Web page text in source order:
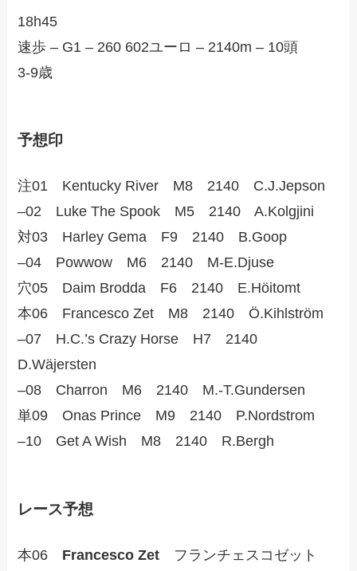
18h45
速歩 – G1 – 260 602ユーロ – 2140m – 10頭
3-9歳
予想印
注01 Kentucky River M8 2140 C.J.Jepson
–02 Luke The Spook M5 2140 A.Kolgjini
対03 Harley Gema F9 2140 B.Goop
–04 Powwow M6 2140 M-E.Djuse
穴05 Daim Brodda F6 2140 E.Höitomt
本06 Francesco Zet M8 2140 Ö.Kihlström
–07 H.C.’s Crazy Horse H7 2140
D.Wäjersten
–08 Charron M6 2140 M.-T.Gundersen
単09 Onas Prince M9 2140 P.Nordstrom
–10 Get A Wish M8 2140 R.Bergh
レース予想
本06 Francesco Zet フランチェスコゼット